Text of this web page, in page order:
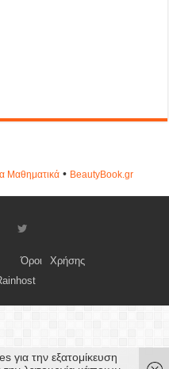
Μαθηματικά• ΒeautyΒook.gr
Όροι Χρήσης
για την εξατομίκευση